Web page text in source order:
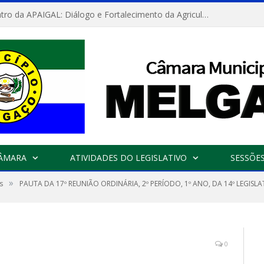
Convite: Encontro da APAIGAL: Diálogo e Fortalecimento da Agricultura Familiar
ATIVIDADES DO LEGISLATIVO SESSÕES
» PAUTA DA 17º REUNIÃO ORDINÁRIA, 2º PERÍODO, 1º ANO, DA 14º
0